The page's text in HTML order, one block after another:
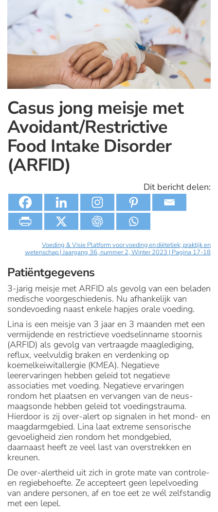
Casus jong meisje met
Avoidant/Restrictive
Food Intake Disorder
(ARFID)
Dit bericht delen:
Voeding & Visie Platform voor voeding en diëtetiek; praktijk en
wetenschap | Jaargang 36, nummer 2, Winter 2023 | Pagina 17-18
Patiëntgegevens
3-jarig meisje met ARFID als gevolg van een beladen
medische voorgeschiedenis. Nu afhankelijk van
sondevoeding naast enkele hapjes orale voeding.
Lina is een meisje van 3 jaar en 3 maanden met een
vermijdende en restrictieve voedselinname stoornis
(ARFID) als gevolg van vertraagde maaglediging,
reflux, veelvuldig braken en verdenking op
koemelkeiwitallergie (KMEA). Negatieve
leerervaringen hebben geleid tot negatieve
associaties met voeding. Negatieve ervaringen
rondom het plaatsen en vervangen van de neus-
maagsonde hebben geleid tot voedingstrauma.
Hierdoor is zij over-alert op signalen in het mond- en
maagdarmgebied. Lina laat extreme sensorische
gevoeligheid zien rondom het mondgebied,
daarnaast heeft ze veel last van overstrekken en
kreunen.
De over-alertheid uit zich in grote mate van controle-
en regiebehoefte. Ze accepteert geen lepelvoeding
van andere personen, af en toe eet ze wél zelfstandig
met een lepel.